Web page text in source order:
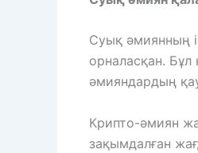
Суық әмиянның
орналасқан.
әмияндардың
Крипто-әмиян
зақымдалған